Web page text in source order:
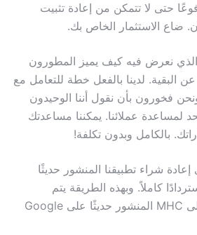
حتى لا تتمكن من إعادة تثبيت
ضاع الاستثمار الخاص بك.
الذي نعرض فيه كيف يميز المطورون
عن البقية. لدينا بالفعل خطة للتعامل مع
فخورون بأن نقول أننا الوحيدون
لمساعدة عملائنا. يمكننا مساعدتك
بالكامل وبدون تكلفة!
شراء تطبيقنا المنشور حديثًا
كاملاً. وبهذه الطريقة يتم
"ترحيلك" بشكل فعال إلى MHC المنشور حديثًا على Google